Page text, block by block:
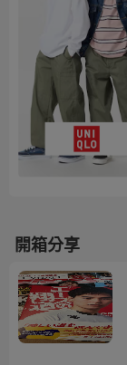
開箱分享